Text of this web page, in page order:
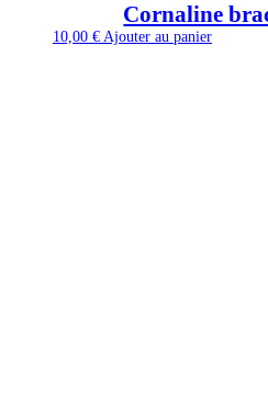
Cornaline
10,00 € Ajouter au panier